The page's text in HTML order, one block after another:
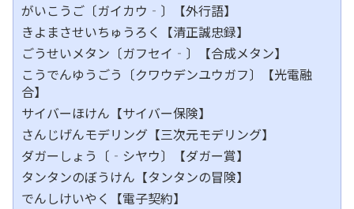
がいこうご〔ガイカウ‐〕【外行語】
きよまさせいちゅうろく【清正誠忠録】
ごうせいメタン〔ガフセイ‐〕【合成メタン】
こうでんゆうごう〔クワウデンユウガフ〕【光電融
合】
サイバーほけん【サイバー保険】
さんじげんモデリング【三次元モデリング】
ダガーしょう〔‐シヤウ〕【ダガー賞】
タンタンのぼうけん【タンタンの冒険】
でんしけいやく【電子契約】